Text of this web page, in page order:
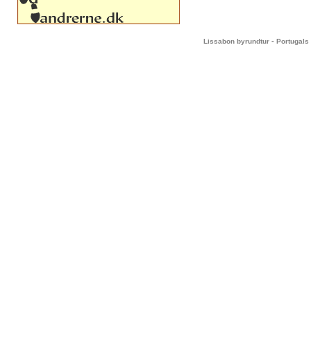
Lissabon byrundtur - Portugals